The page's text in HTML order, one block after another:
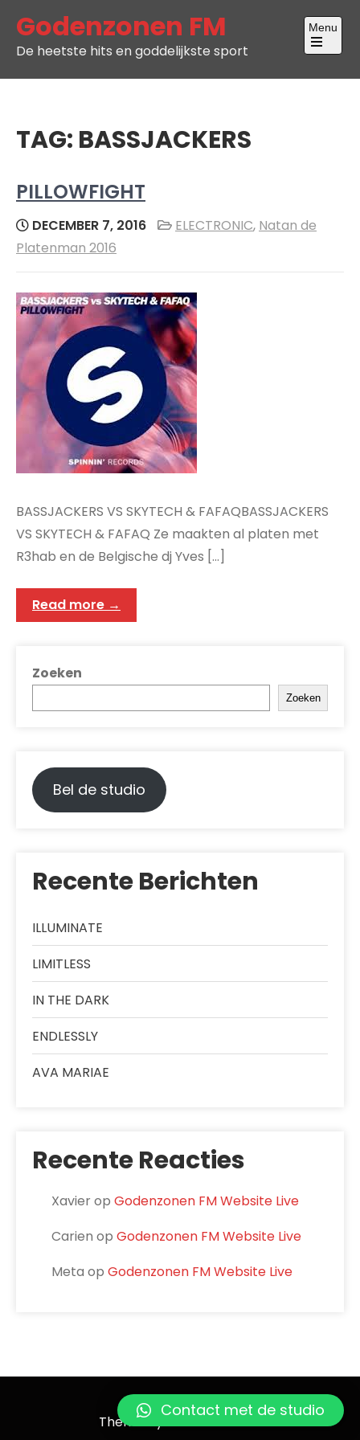
content
Godenzonen FM
De heetste hits en goddelijkste sport
Menu
Open
main
TAG: BASSJACKERS
PILLOWFIGHT
DECEMBER 7, 2016 ELECTRONIC, Natan de
Platenman 2016
BASSJACKERS VS SKYTECH & FAFAQBASSJACKERS
VS SKYTECH & FAFAQ Ze maakten al platen met
R3hab en de Belgische dj Yves […]
Read more →
Zoeken
Zoeken
Bel de studio
Recente Berichten
ILLUMINATE
LIMITLESS
IN THE DARK
ENDLESSLY
AVA MARIAE
Recente Reacties
Xavierop Godenzonen FM Website Live
Carien op Godenzonen FM Website Live
Meta op Godenzonen FM Website Live
Godenzonen FM
Theme by Grace Themes
Contact met de studio